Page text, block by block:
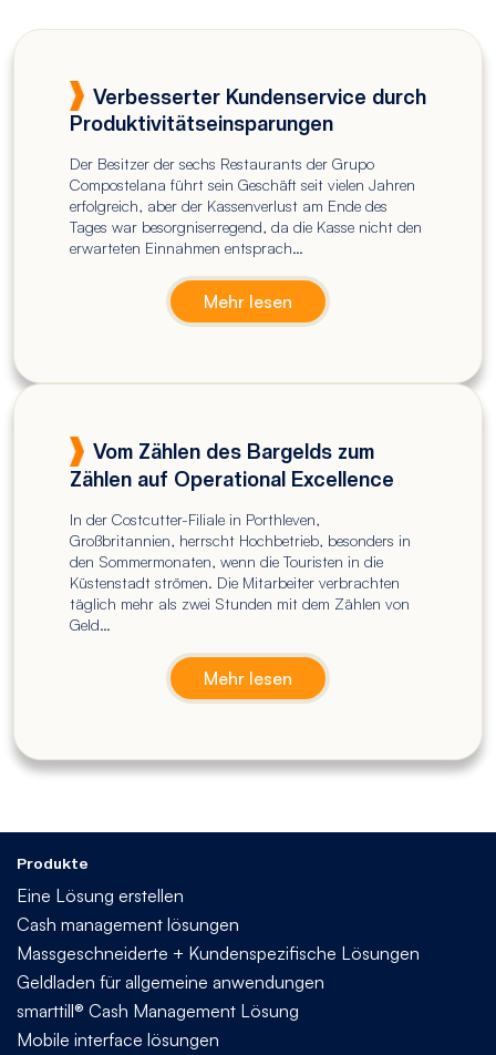
Verbesserter Kundenservice durch
Produktivitätseinsparungen
Der Besitzer der sechs Restaurants der Grupo
Compostelana führt sein Geschäft seit vielen Jahren
erfolgreich, aber der Kassenverlust am Ende des
Tages war besorgniserregend, da die Kasse nicht den
erwarteten Einnahmen entsprach…
Mehr lesen
Vom Zählen des Bargelds zum
Zählen auf Operational Excellence
In der Costcutter-Filiale in Porthleven,
Großbritannien, herrscht Hochbetrieb, besonders in
den Sommermonaten, wenn die Touristen in die
Küstenstadt strömen. Die Mitarbeiter verbrachten
täglich mehr als zwei Stunden mit dem Zählen von
Geld…
Mehr lesen
Produkte
Eine Lösung erstellen
Cash management lösungen
Massgeschneiderte + Kundenspezifische Lösungen
Geldladen für allgemeine anwendungen
smarttill® Cash Management Lösung
Mobile interface lösungen